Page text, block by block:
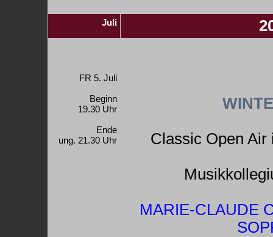
Juli
FR 5. Juli
Beginn
19.30 Uhr
Ende
ung. 21.30 Uhr
Classic Open Air
MARIE-CLAUDE